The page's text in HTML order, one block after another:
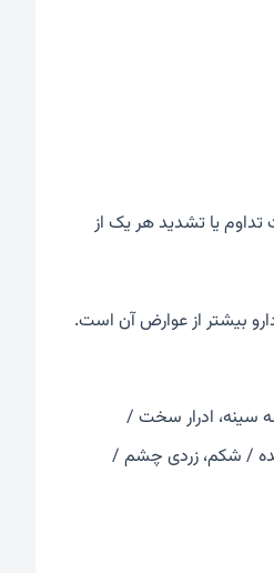
تداوم یا تشدید هر یک از
بیشتر از عوارض آن است.
سینه، ادرار سخت /
/ شکم، زردی چشم /